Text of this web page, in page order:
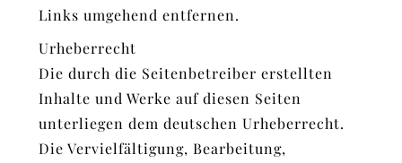
Links umgehend entfernen.
Urheberrecht
Die durch die Seitenbetreiber erstellten
Inhalte und Werke auf diesen Seiten
unterliegen dem deutschen Urheberrecht.
Die Vervielfältigung, Bearbeitung,